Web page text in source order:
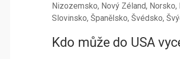
Nizozemsko, Nový Zéland, Norsko,
Slovinsko, Španělsko, Švédsko,
Kdo může do USA